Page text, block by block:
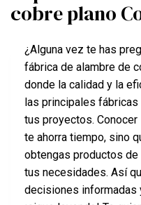
cobre plano
¿Alguna vez te has
fábrica de alambre de
donde la calidad y la
las principales
tus proyectos.
te ahorra tiempo, sino
obtengas productos de
tus necesidades. Así
decisiones informadas